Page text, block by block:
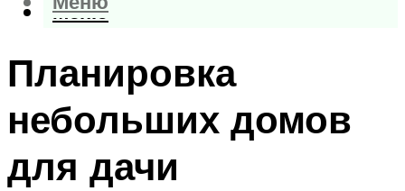
Меню
Планировка
небольших домов
для дачи